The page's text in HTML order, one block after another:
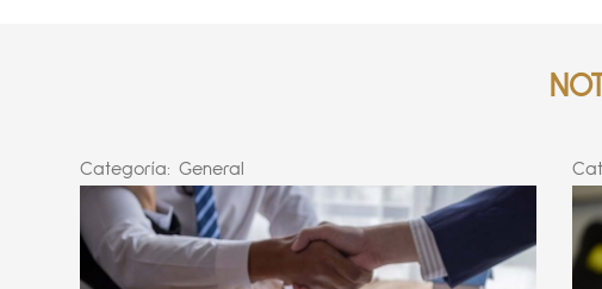
Categoría: General